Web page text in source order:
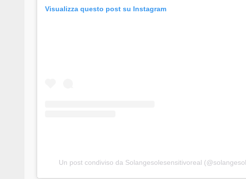
Visualizza questo post su Instagram
Un post condiviso da Solangesolesensitivoreal